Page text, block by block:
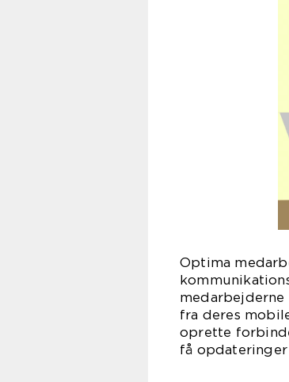
Optima
fra deres
oprette
få